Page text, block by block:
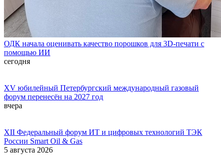
ОДК начала оценивать качество порошков для 3D-печати с
помощью ИИ
сегодня
XV юбилейный Петербургский международный газовый
форум перенесён на 2027 год
вчера
XII Федеральный форум ИТ и цифровых технологий ТЭК
России Smart Oil & Gas
5 августа 2026